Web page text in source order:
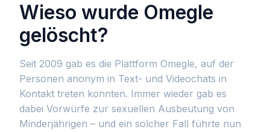
Wieso wurde Omegle
gelöscht?
Seit 2009 gab es die Plattform Omegle, auf der
Personen anonym in Text- und Videochats in
Kontakt treten konnten. Immer wieder gab es
dabei Vorwürfe zur sexuellen Ausbeutung von
Minderjährigen – und ein solcher Fall führte nun